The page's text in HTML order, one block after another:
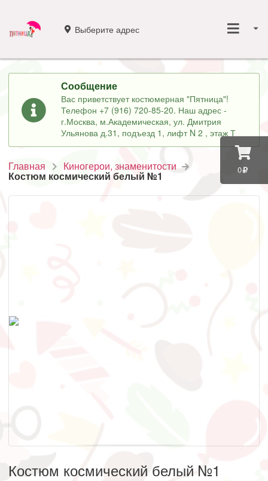
0
Выберите адрес
Сообщение
Вас приветствует костюмерная "Пятница"!
Телефон +7 (916) 720-85-20. Наш адрес -
г.Москва, м.Академическая, ул. Дмитрия
Ульянова д.31, подъезд 1, лифт N 2 , этаж Т
Главная Киногерои, знаменитости
Костюм космический белый №1
Костюм космический белый №1